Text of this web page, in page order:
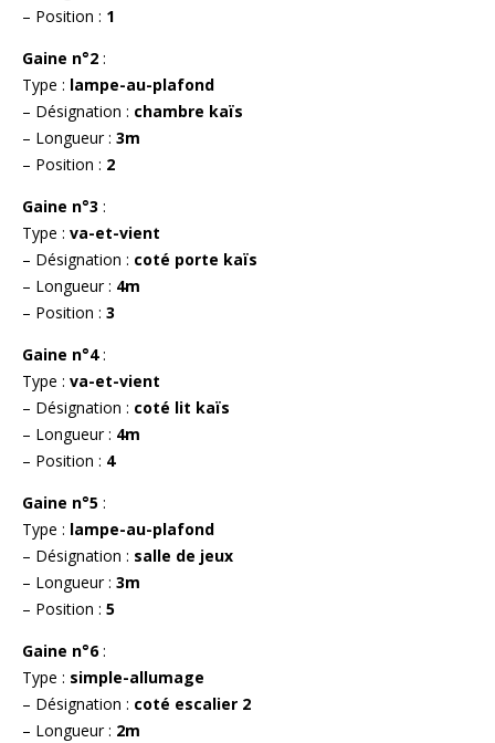
– Position : 1
Gaine n°2 :
Type : lampe-au-plafond
– Désignation : chambre kaïs
– Longueur : 3m
– Position : 2
Gaine n°3 :
Type : va-et-vient
– Désignation : coté porte kaïs
– Longueur : 4m
– Position : 3
Gaine n°4:
Type : va-et-vient
– Désignation : coté lit kaïs
– Longueur : 4m
– Position : 4
Gaine n°5 :
Type : lampe-au-plafond
– Désignation : salle de jeux
– Longueur : 3m
– Position : 5
Gaine n°6:
Type : simple-allumage
– Désignation : coté escalier 2
– Longueur : 2m